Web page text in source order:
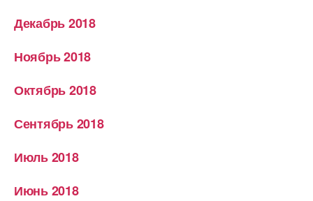
Декабрь 2018
Ноябрь 2018
Октябрь 2018
Сентябрь 2018
Июль 2018
Июнь 2018